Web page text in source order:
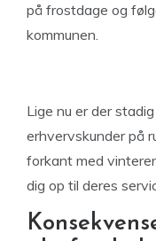
på frostdage og
kommunen.
Lige nu er der
erhvervskunder på
forkant med
dig op til deres